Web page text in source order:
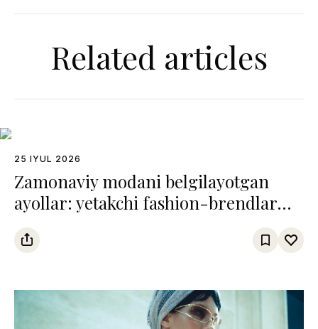
Related articles
25 IYUL 2026
Zamonaviy modani belgilayotgan
ayollar: yetakchi fashion-brendlar
boshqaruvidagi 7 ijodkor